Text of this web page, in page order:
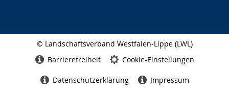
© Landschaftsverband Westfalen-Lippe (LWL)
Barrierefreiheit Cookie-Einstellungen
Datenschutzerklärung Impressum